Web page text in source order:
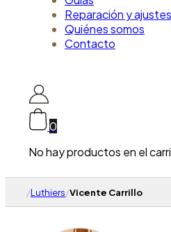
Reparación y ajustes
Quiénes somos
Contacto
0
No hay productos en el
/Luthiers/Vicente Carrillo